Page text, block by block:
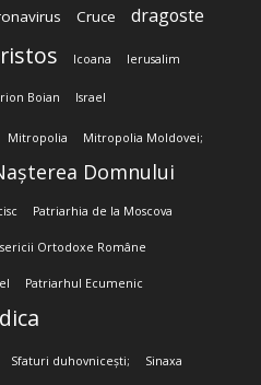
Cruce dragoste
Icoana Ierusalim
Boian Israel
Mitropolia Mitropolia Moldovei;
Domnului
Patriarhia de la Moscova
Ortodoxe Române
Patriarhul Ecumenic
Sfaturi duhovnicești; Sinaxa